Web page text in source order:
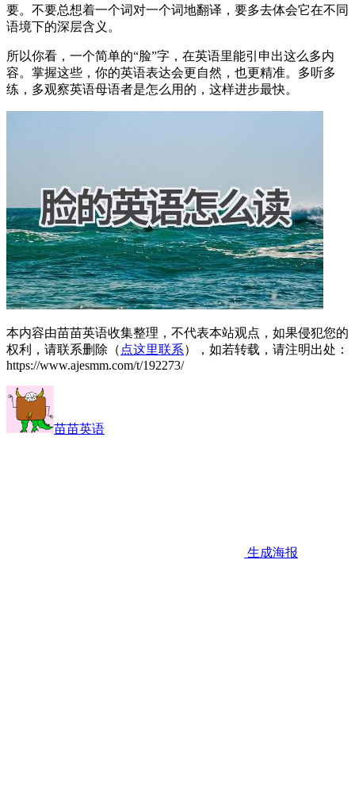
要。不要总想着一个词对一个词地翻译，要多去体会它在不同
语境下的深层含义。
所以你看，一个简单的“脸”字，在英语里能引申出这么多内
容。掌握这些，你的英语表达会更自然，也更精准。多听多
练，多观察英语母语者是怎么用的，这样进步最快。
本内容由苗苗英语收集整理，不代表本站观点，如果侵犯您的
权利，请联系删除（ 点这里联系），如若转载，请注明出处：
https://www.ajesmm.com/t/192273/
苗苗英语
生成海报